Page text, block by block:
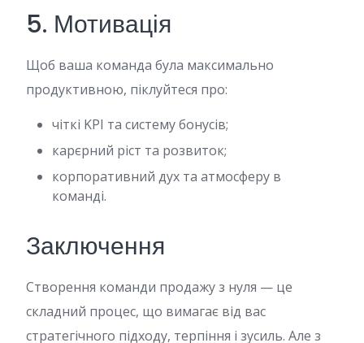
5. Мотивація
Щоб ваша команда була максимально
продуктивною, піклуйтеся про:
чіткі KPI та систему бонусів;
карєрний ріст та розвиток;
корпоративний дух та атмосферу в
команді.
Заключення
Створення команди продажу з нуля — це
складний процес, що вимагає від вас
стратегічного підходу, терпіння і зусиль. Але з